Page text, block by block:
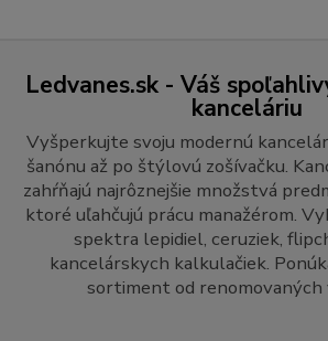
Ledvanes.sk - Váš
kanceláriu
Vyšperkujte svoju modernú
šanónu až po štýlovú zošívačku.
zahŕňajú najrôznejšie množstvá
ktoré uľahčujú prácu manažérom.
spektra lepidiel, ceruziek,
kancelárskych kalkulačiek.
sortiment od renomovaných